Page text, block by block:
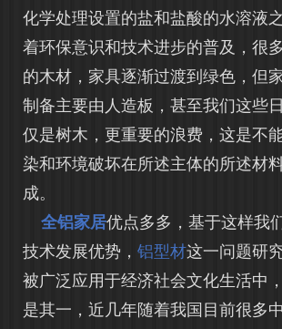
化学处理设置的盐和盐酸的水溶液
着环保意识和技术进步的普及，很
的木材，家具逐渐过渡到绿色，但
制备主要由人造板，甚至我们这些
仅是树木，更重要的浪费，这是不
染和环境破坏在所述主体的所述材
成。
全铝家居优点多多，基于这样我
技术发展优势， 铝型材这一问题研
被广泛应用于经济社会文化生活中
是其一，近几年随着我国目前很多